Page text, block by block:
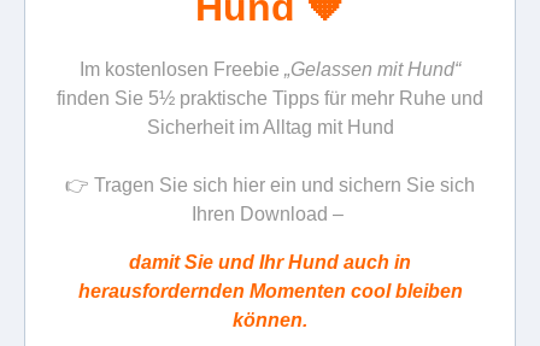
Im kostenlosen Freebie „Gelassen mit Hund“
finden Sie 5½ praktische Tipps für mehr Ruhe und
Sicherheit im Alltag mit Hund
👉 Tragen Sie sich hier ein und sichern Sie sich
Ihren Download –
damit Sie und Ihr Hund auch in
herausfordernden Momenten cool bleiben
können.